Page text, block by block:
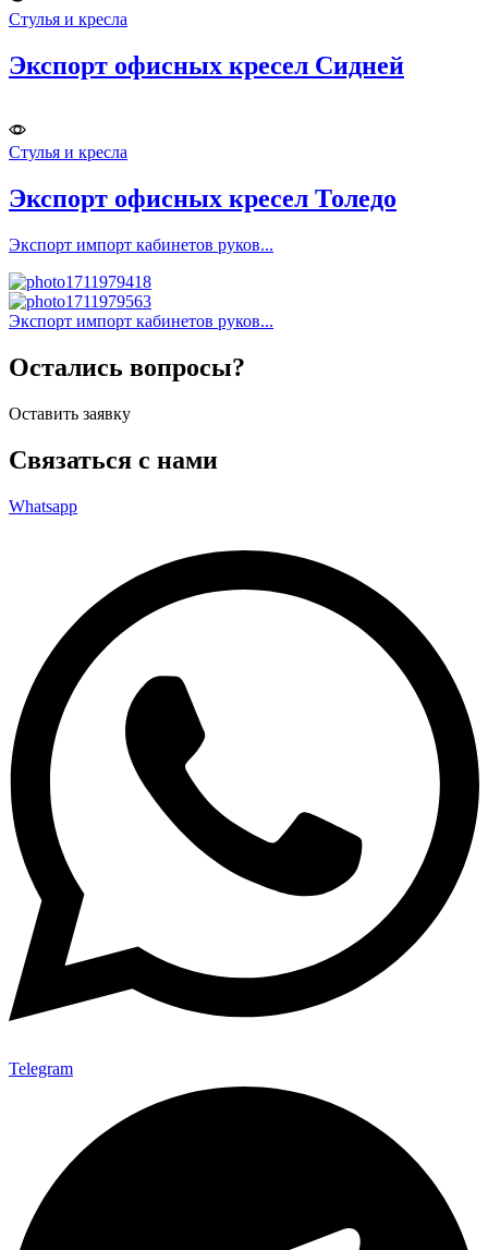
Стулья и кресла
Экспорт офисных кресел Сидней
Стулья и кресла
Экспорт офисных кресел Толедо
Экспорт импорт кабинетов руков...
Экспорт импорт кабинетов руков...
Остались вопросы?
Оставить заявку
Связаться с нами
Whatsapp
Telegram